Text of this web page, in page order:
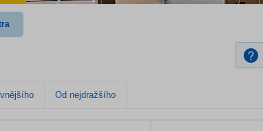
Od nejdražšího